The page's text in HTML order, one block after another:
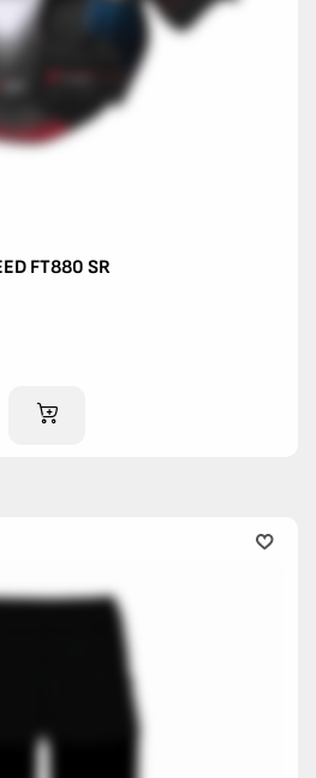
FT880 SR
AJOUTER AU PANIER